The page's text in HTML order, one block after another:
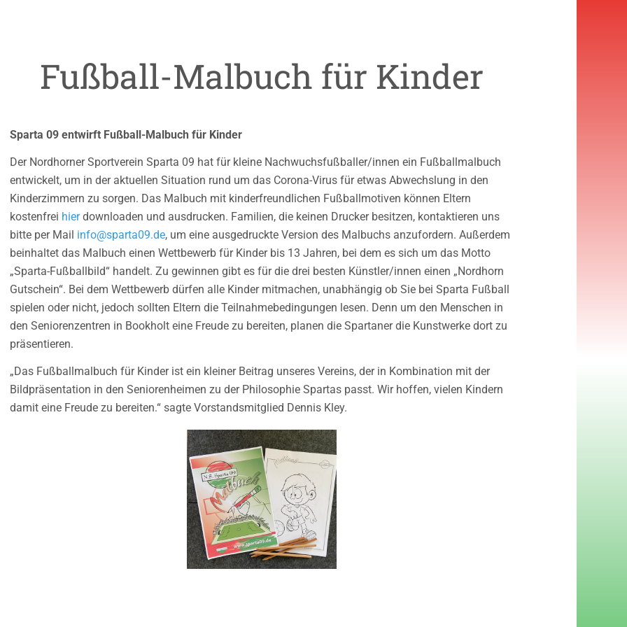
Fußball-Malbuch für Kinder
Sparta 09 entwirft Fußball-Malbuch für Kinder
Der Nordhorner Sportverein Sparta 09 hat für kleine Nachwuchsfußballer/innen ein Fußballmalbuch
entwickelt, um in der aktuellen Situation rund um das Corona-Virus für etwas Abwechslung in den
Kinderzimmern zu sorgen. Das Malbuch mit kinderfreundlichen Fußballmotiven können Eltern
kostenfrei hierdownloaden und ausdrucken. Familien, die keinen Drucker besitzen, kontaktieren uns
bitte per Mail info@sparta09.de, um eine ausgedruckte Version des Malbuchs anzufordern. Außerdem
beinhaltet das Malbuch einen Wettbewerb für Kinder bis 13 Jahren, bei dem es sich um das Motto
„Sparta-Fußballbild“ handelt. Zu gewinnen gibt es für die drei besten Künstler/innen einen „Nordhorn
Gutschein“. Bei dem Wettbewerb dürfen alle Kinder mitmachen, unabhängig ob Sie bei Sparta Fußball
spielen oder nicht, jedoch sollten Eltern die Teilnahmebedingungen lesen. Denn um den Menschen in
den Seniorenzentren in Bookholt eine Freude zu bereiten, planen die Spartaner die Kunstwerke dort zu
präsentieren.
„Das Fußballmalbuch für Kinder ist ein kleiner Beitrag unseres Vereins, der in Kombination mit der
Bildpräsentation in den Seniorenheimen zu der Philosophie Spartas passt. Wir hoffen, vielen Kindern
damit eine Freude zu bereiten.“ sagte Vorstandsmitglied Dennis Kley.